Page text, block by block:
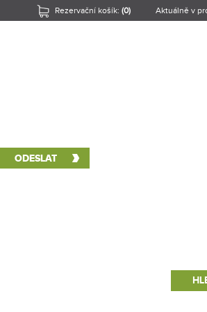
Aktuálně v
Rezervační košík: (0)
Nová "Nuselská".